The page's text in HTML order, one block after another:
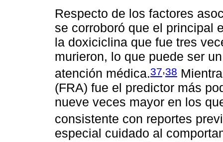
Respecto de los factores
se corroboró que el principal
la doxiciclina que fue tres
murieron, lo que puede ser
atención médica.37,38
(FRA) fue el predictor más
nueve veces mayor en los
consistente con reportes
especial cuidado al